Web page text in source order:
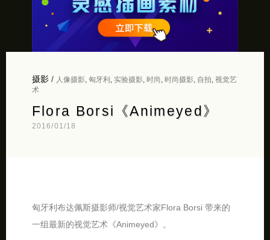
摄影/ 人像摄影, 匈牙利 实验摄影, 时尚 时尚摄影, 自拍 视觉艺
术
Flora Borsi《Animeyed》
2016/01/18
匈牙利布达佩斯摄影师/视觉艺术家Flora Borsi 带来的
一组最新的视觉艺术《Animeyed》。